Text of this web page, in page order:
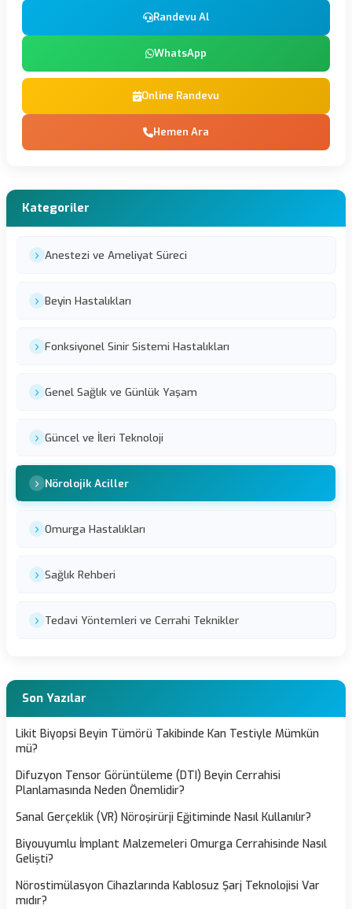
Randevu Al
WhatsApp
Online Randevu
Hemen Ara
Kategoriler
Anestezi ve Ameliyat Süreci
Beyin Hastalıkları
Fonksiyonel Sinir Sistemi Hastalıkları
Genel Sağlık ve Günlük Yaşam
Güncel ve İleri Teknoloji
Nörolojik Aciller
Omurga Hastalıkları
Sağlık Rehberi
Tedavi Yöntemleri ve Cerrahi Teknikler
Son Yazılar
Likit Biyopsi Beyin Tümörü Takibinde Kan Testiyle Mümkün
mü?
Difuzyon Tensor Görüntüleme (DTI) Beyin Cerrahisi
Planlamasında Neden Önemlidir?
Sanal Gerçeklik (VR) Nöroşirürji Eğitiminde Nasıl Kullanılır?
Biyouyumlu İmplant Malzemeleri Omurga Cerrahisinde Nasıl
Gelişti?
Nörostimülasyon Cihazlarında Kablosuz Şarj Teknolojisi Var
mıdır?